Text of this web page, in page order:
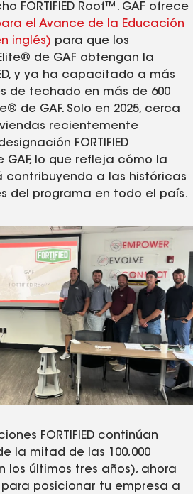
FORTIFIED Roof™. GAF ofrece
el Avance de la Educación
inglés) para que los
de GAF obtengan la
y ya ha capacitado a más
de techado en más de 600
de GAF. Solo en 2025, cerca
recientemente
FORTIFIED
GAF, lo que refleja cómo la
contribuyendo a las históricas
del programa en todo el país.
FORTIFIED continúan
la mitad de las 100,000
los últimos tres años), ahora
posicionar tu empresa a